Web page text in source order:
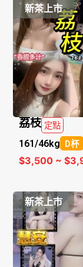
新茶上市
荔枝 定點
161/46kg D杯
$3,500 ~
新茶上市